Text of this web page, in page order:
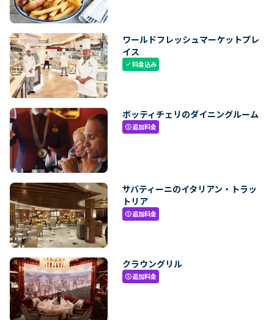
ワールドフレッシュマーケットプレ
イス
check料金込み
ボッティチェリのダイニングルーム
paid追加料金
サバティーニのイタリアン・トラッ
トリア
paid追加料金
クラウングリル
paid追加料金